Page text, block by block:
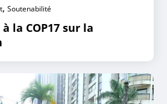
,Soutenabilité
la COP17 sur la